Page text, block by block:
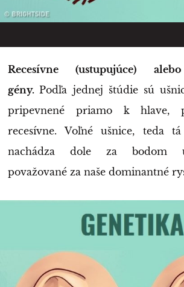
Recesívne (ustupujúce)
gény.Podľa jednej štúdie sú
pripevnené priamo k hlave,
recesívne. Voľné ušnice, teda
nachádza dole za bodom
považované za naše dominantné